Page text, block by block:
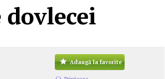
dovlecei
Adaugă la favorite